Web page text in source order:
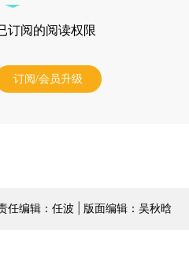
订阅的阅读权限
订阅/会员升级
任编辑：任波 | 版面编辑：吴秋晗